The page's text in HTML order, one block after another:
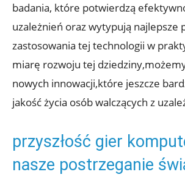
‌badania, które potwierdzą
uzależnień ‌oraz ​wytypują najlepsze
zastosowania tej ⁢technologii w
miarę rozwoju tej
nowych innowacji,które jeszcze⁢
jakość życia‌ osób walczących⁣ z⁤
przyszłość‍ gier
nasze postrzeganie